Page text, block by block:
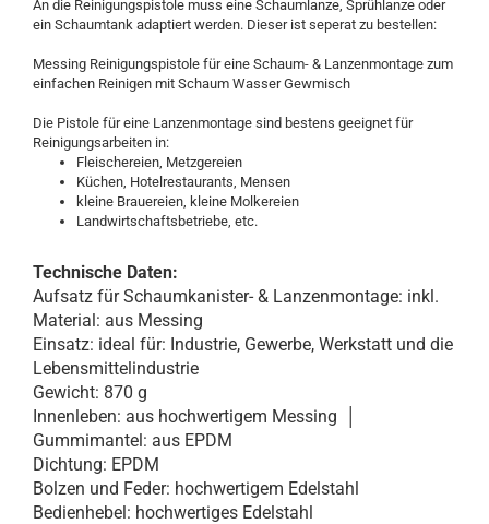
An die Reinigungspistole muss eine Schaumlanze, Sprühlanze oder
ein Schaumtank adaptiert werden. Dieser ist seperat zu bestellen:
Messing Reinigungspistole für eine Schaum- & Lanzenmontage zum
einfachen Reinigen mit Schaum Wasser Gewmisch
Die Pistole für eine Lanzenmontage sind bestens geeignet für
Reinigungsarbeiten in:
Fleischereien, Metzgereien
Küchen, Hotelrestaurants, Mensen
kleine Brauereien, kleine Molkereien
Landwirtschaftsbetriebe, etc.
Technische Daten:
Aufsatz für Schaumkanister- & Lanzenmontage: inkl.
Material: aus Messing
Einsatz: ideal für: Industrie, Gewerbe, Werkstatt und die
Lebensmittelindustrie
Gewicht: 870 g
Innenleben: aus hochwertigem Messing │
Gummimantel: aus EPDM
Dichtung: EPDM
Bolzen und Feder: hochwertigem Edelstahl
Bedienhebel: hochwertiges Edelstahl